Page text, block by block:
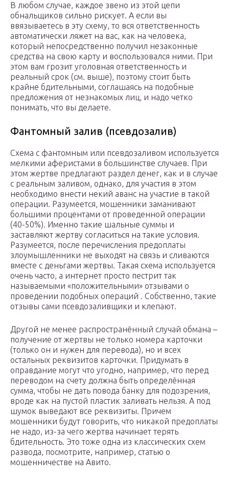
В любом случае, каждое звено из этой цепи
обнальщиков сильно рискует. А если вы
ввязываетесь в эту схему, то вся ответственность
автоматически ляжет на вас, как на человека,
который непосредственно получил незаконные
средства на свою карту и воспользовался ними. При
этом вам грозит уголовная ответственность и
реальный срок (см. выше), поэтому стоит быть
крайне бдительными, соглашаясь на подобные
предложения от незнакомых лиц, и надо четко
понимать, что вы делаете.
Фантомный залив (псевдозалив)
Схема с фантомным или псевдозаливом используется
мелкими аферистами в большинстве случаев. При
этом жертве предлагают раздел денег, как и в случае
с реальным заливом, однако, для участия в этом
необходимо внести некий аванс на участие в такой
операции. Разумеется, мошенники заманивают
большими процентами от проведенной операции
(40-50%). Именно такие шальные суммы и
заставляют жертву согласиться на такие условия.
Разумеется, после перечисления предоплаты
злоумышленники не выходят на связь и сливаются
вместе с деньгами жертвы. Такая схема используется
очень часто, а интернет просто пестрит так
называемыми «положительными» отзывами о
проведении подобных операций . Собственно, такие
отзывы сами псевдозаливщики и клепают.
Другой не менее распространённый случай обмана –
получение от жертвы не только номера карточки
(только он и нужен для перевода), но и всех
остальных реквизитов карточки. Придумать в
оправдание могут что угодно, например, что перед
переводом на счету должна быть определённая
сумма, чтобы не дать повода банку для подозрения,
вроде как на пустой пластик заливать нельзя. А под
шумок выведают все реквизиты. Причем
мошенники будут говорить, что никакой предоплаты
не надо, из-за чего жертва начинает терять
бдительность. Это тоже одна из классических схем
развода, посмотрите, например, статью о
мошенничестве на Авито.